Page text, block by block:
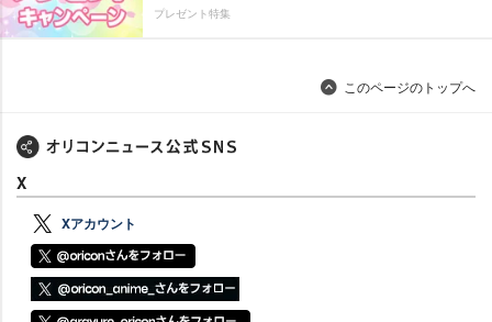
プレゼント特集
このページのトップへ
X
Xアカウント